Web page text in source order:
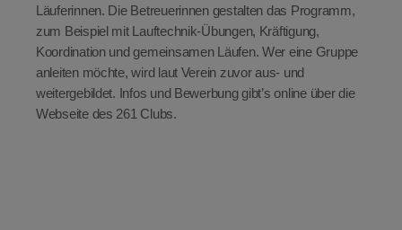
Läuferinnen. Die Betreuerinnen gestalten das Programm,
zum Beispiel mit Lauftechnik-Übungen, Kräftigung,
Koordination und gemeinsamen Läufen. Wer eine Gruppe
anleiten möchte, wird laut Verein zuvor aus- und
weitergebildet. Infos und Bewerbung gibt’s online über die
Webseite des 261 Clubs.